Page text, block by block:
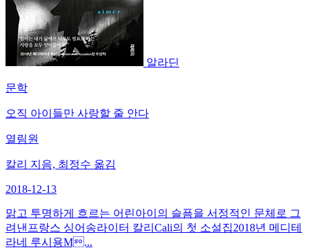
알라딘
문학
오직 아이들만 사랑할 줄 안다
열림원
칼리 지음, 최정수 옮김
2018-12-13
맑고 투명하게 흐르는 어린아이의 슬픔을 서정적인 문체로 그
려낸프랑스 싱어송라이터 칼리Cali의 첫 소설집2018년 메디테
라네 루시용M...